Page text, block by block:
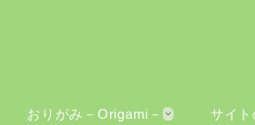
おりがみ－Origami－ サイ